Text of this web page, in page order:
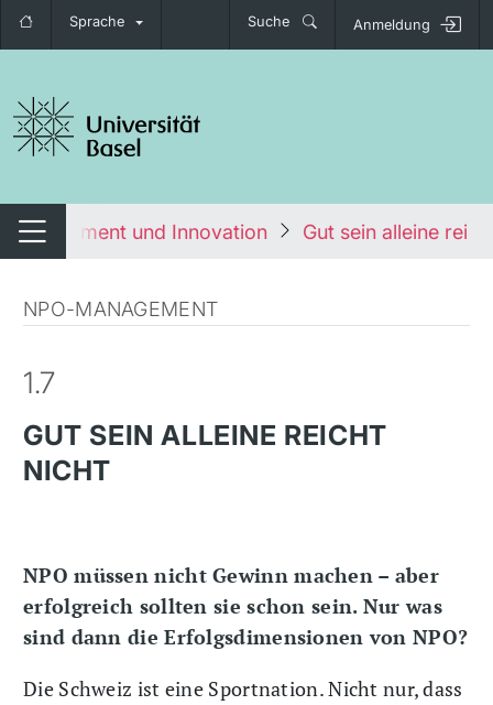
Sprache Suche Anmeldung
umschalten
Navigation umschaltenund Innovation Gut sein alleine
NPO-MANAGEMENT
1.7
GUT SEIN ALLEINE REICHT
NICHT
NPO müssen nicht Gewinn machen – aber
erfolgreich sollten sie schon sein. Nur was
sind dann die Erfolgsdimensionen von NPO?
Die Schweiz ist eine Sportnation. Nicht nur, dass